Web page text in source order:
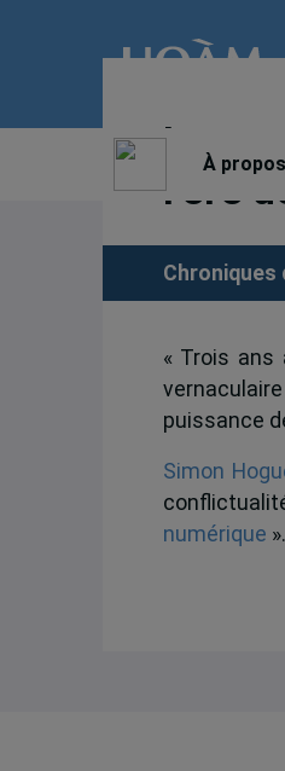
À propos
La
l’ère
Chroniques
« Trois ans
puissance
Simon
numérique ».